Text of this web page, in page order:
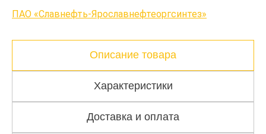
ПАО «Славнефть-Ярославнефтеоргсинтез»
Описание товара
Характеристики
Доставка и оплата